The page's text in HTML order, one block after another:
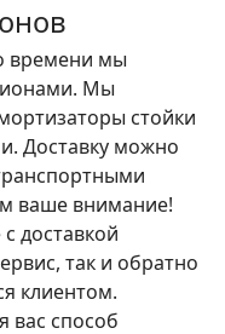
времени мы
Мы
стойки
Доставку можно
ваше внимание!
доставкой
так и обратно
клиентом.
вас способ